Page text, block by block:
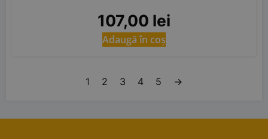
107,00 lei
Adaugă în coș
1 2 3 4 5 →